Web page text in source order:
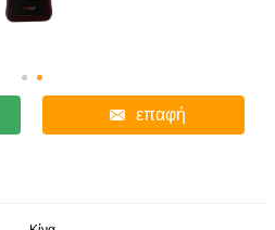
επαφή